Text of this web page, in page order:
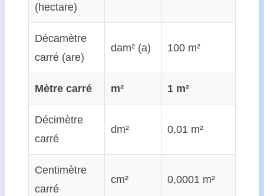
(hectare)
Décamètre
carré (are)
dam² (a) 100 m²
Mètre carré m² 1 m²
Décimètre
carré
dm² 0,01 m²
Centimètre
carré
cm² 0,0001 m²